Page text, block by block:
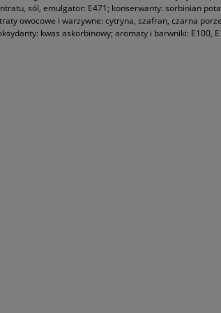
sól, emulgator: E471; konserwanty: sorbinian
owocowe i warzywne: cytryna, szafran, czarna
kwas askorbinowy; aromaty i barwniki: E100,